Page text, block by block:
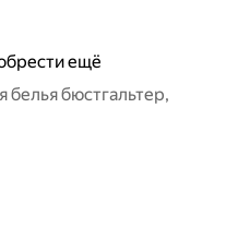
ещё
бюстгальтер,